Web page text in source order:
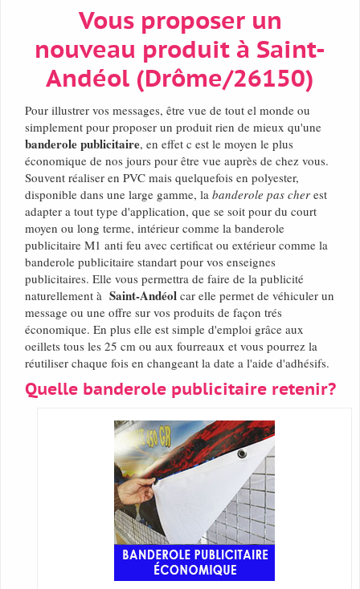
Vous proposer un
nouveau produit à Saint-
Andéol (Drôme/26150)
Pour illustrer vos messages, être vue de tout el monde ou
simplement pour proposer un produit rien de mieux qu'une
banderole publicitaire, en effet c est le moyen le plus
économique de nos jours pour être vue auprès de chez vous.
Souvent réaliser en PVC mais quelquefois en polyester,
disponible dans une large gamme, la banderole pas cher est
adapter a tout type d'application, que se soit pour du court
moyen ou long terme, intérieur comme la banderole
publicitaire M1 anti feu avec certificat ou extérieur comme la
banderole publicitaire standart pour vos enseignes
publicitaires. Elle vous permettra de faire de la publicité
naturellement à Saint-Andéol car elle permet de véhiculer un
message ou une offre sur vos produits de façon trés
économique. En plus elle est simple d'emploi grâce aux
oeillets tous les 25 cm ou aux fourreaux et vous pourrez la
réutiliser chaque fois en changeant la date a l'aide d'adhésifs.
Quelle banderole publicitaire retenir?